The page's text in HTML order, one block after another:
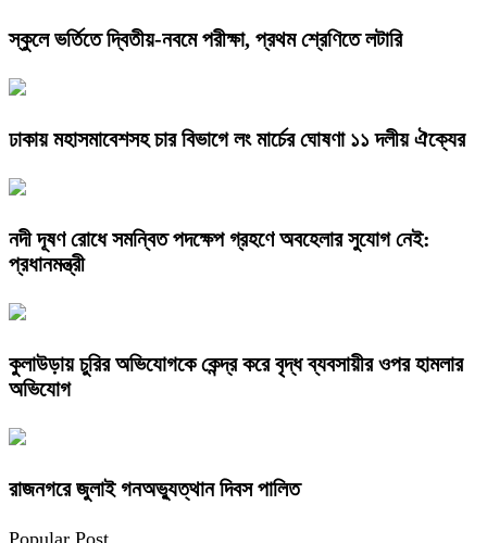
স্কুলে ভর্তিতে দ্বিতীয়-নবমে পরীক্ষা, প্রথম শ্রেণিতে লটারি
ঢাকায় মহাসমাবেশসহ চার বিভাগে লং মার্চের ঘোষণা ১১ দলীয় ঐক্যের
নদী দূষণ রোধে সমন্বিত পদক্ষেপ গ্রহণে অবহেলার সুযোগ নেই:
প্রধানমন্ত্রী
কুলাউড়ায় চুরির অভিযোগকে কেন্দ্র করে বৃদ্ধ ব্যবসায়ীর ওপর হামলার
অভিযোগ
রাজনগরে জুলাই গনঅভ্যুত্থান দিবস পালিত
Popular Post